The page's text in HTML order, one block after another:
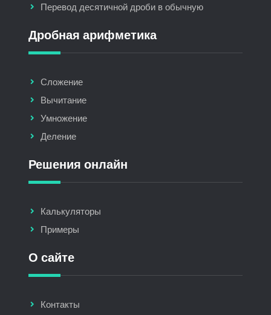
Перевод десятичной дроби в обычную
Дробная арифметика
Сложение
Вычитание
Умножение
Деление
Решения онлайн
Калькуляторы
Примеры
О сайте
Контакты